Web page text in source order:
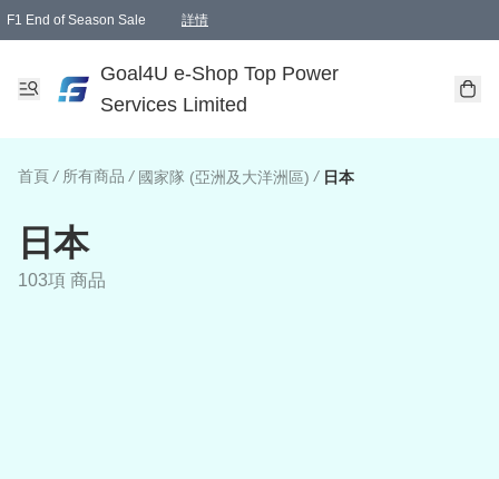
F1 End of Season Sale 詳情
Goal4U e-Shop Top Power
Services Limited
首頁 / 所有商品 / 國家隊 (亞洲及大洋洲區) / 日本
日本
103項 商品